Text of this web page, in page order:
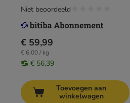
€ 59,99
€ 6,00 / kg
€ 56,39
Niet beoordeeld
Toevoegen aan
winkelwagen